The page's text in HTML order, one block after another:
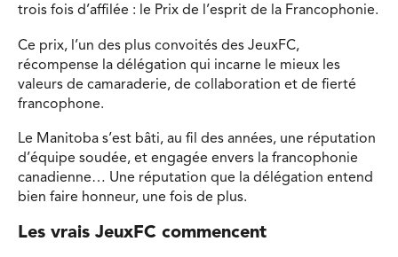
trois fois d’affilée : le Prix de l’esprit de la Francophonie.
Ce prix, l’un des plus convoités des JeuxFC,
récompense la délégation qui incarne le mieux les
valeurs de camaraderie, de collaboration et de fierté
francophone.
Le Manitoba s’est bâti, au fil des années, une réputation
d’équipe soudée, et engagée envers la francophonie
canadienne… Une réputation que la délégation entend
bien faire honneur, une fois de plus.
Les vrais JeuxFC commencent